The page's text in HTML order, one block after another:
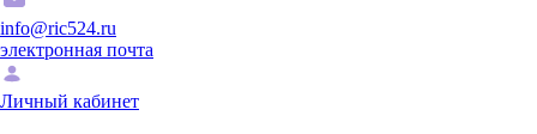
info@ric524.ru
электронная почта
Личный кабинет